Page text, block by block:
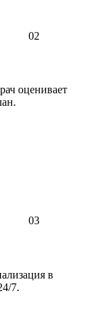
02
оценивает
03
в
7.